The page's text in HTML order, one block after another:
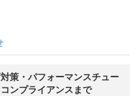
策・パフォーマンスチュー
ンプライアンスまで